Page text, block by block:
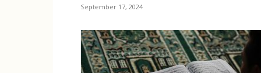
September 17, 2024